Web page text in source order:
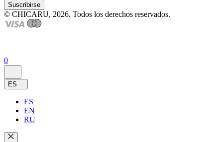
Suscribirse
© CHICARU, 2026. Todos los derechos reservados.
0
ES
ES
EN
RU